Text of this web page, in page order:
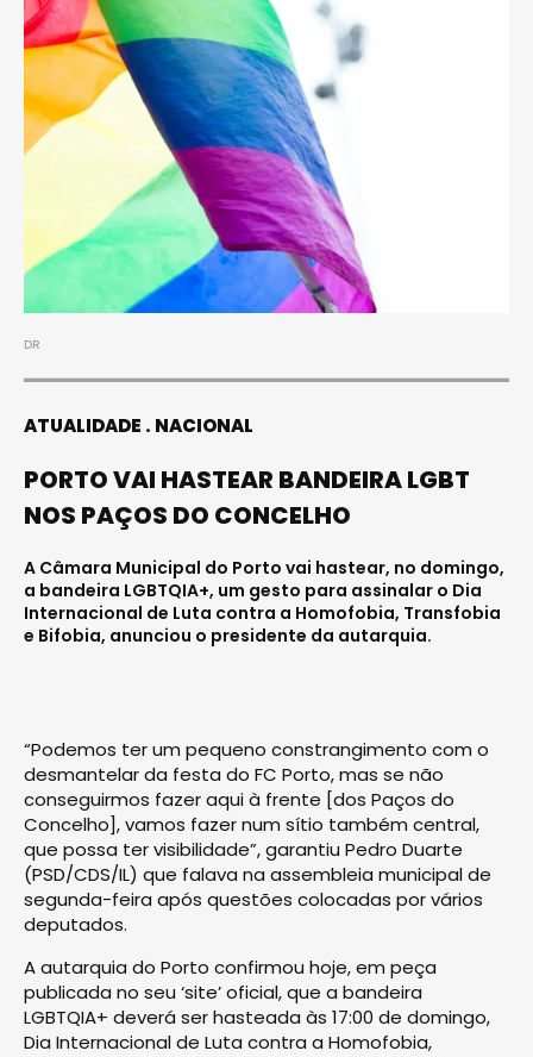
DR
ATUALIDADE NACIONAL
PORTO VAI HASTEAR BANDEIRA LGBT
NOS PAÇOS DO CONCELHO
A Câmara Municipal do Porto vai hastear, no domingo,
a bandeira LGBTQIA+, um gesto para assinalar o Dia
Internacional de Luta contra a Homofobia, Transfobia
e Bifobia, anunciou o presidente da autarquia.
“Podemos ter um pequeno constrangimento com o
desmantelar da festa do FC Porto, mas se não
conseguirmos fazer aqui à frente [dos Paços do
Concelho], vamos fazer num sítio também central,
que possa ter visibilidade”, garantiu Pedro Duarte
(PSD/CDS/IL) que falava na assembleia municipal de
segunda-feira após questões colocadas por vários
deputados.
A autarquia do Porto confirmou hoje, em peça
publicada no seu ‘site’ oficial, que a bandeira
LGBTQIA+ deverá ser hasteada às 17:00 de domingo,
Dia Internacional de Luta contra a Homofobia,